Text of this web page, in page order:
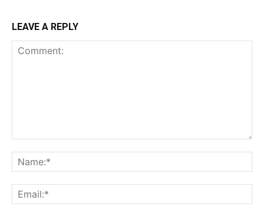
LEAVE A REPLY